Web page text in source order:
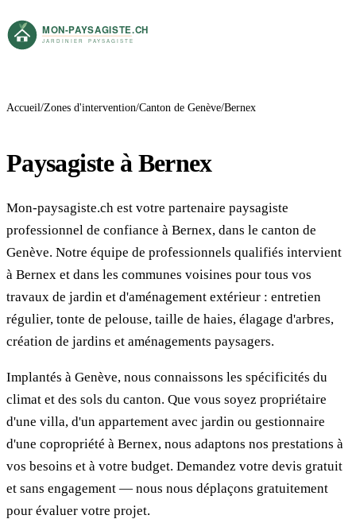
Accueil Zones d'intervention Canton de Genève Bernex
Paysagiste à Bernex
Mon-paysagiste.ch est votre partenaire paysagiste
professionnel de confiance à Bernex, dans le canton de
Genève. Notre équipe de professionnels qualifiés intervient
à Bernex et dans les communes voisines pour tous vos
travaux de jardin et d'aménagement extérieur : entretien
régulier, tonte de pelouse, taille de haies, élagage d'arbres,
création de jardins et aménagements paysagers.
Implantés à Genève, nous connaissons les spécificités du
climat et des sols du canton. Que vous soyez propriétaire
d'une villa, d'un appartement avec jardin ou gestionnaire
d'une copropriété à Bernex, nous adaptons nos prestations à
vos besoins et à votre budget. Demandez votre devis gratuit
et sans engagement — nous nous déplaçons gratuitement
pour évaluer votre projet.